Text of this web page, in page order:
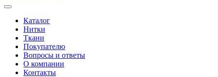
Каталог
Нитки
Ткани
Покупателю
Вопросы и ответы
О компании
Контакты